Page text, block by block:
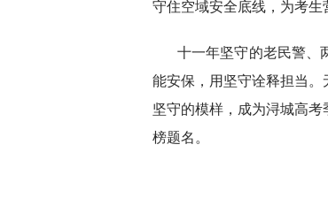
守住空域安全底线，为考生
十一年坚守的老民警、
能安保，用坚守诠释担当
坚守的模样，成为浔城高
榜题名。